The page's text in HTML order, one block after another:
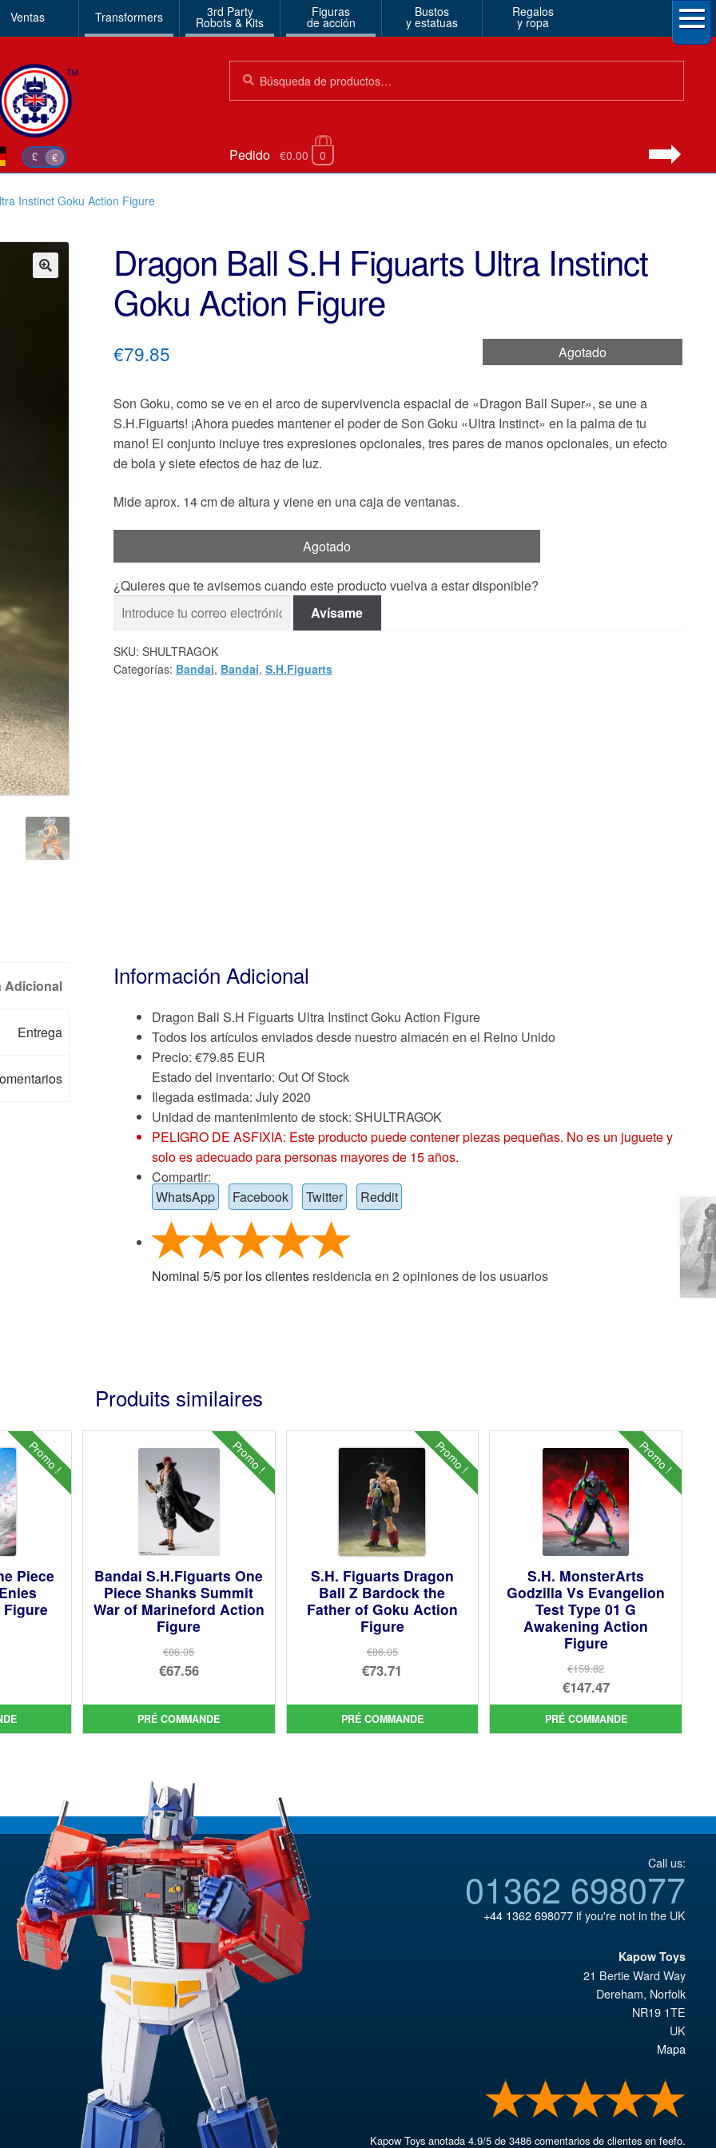
Ventas Transformers 3rd Party
Robots & Kits
Figuras
de acción
Bustos
y estatuas
Regalos
y ropa
£ € Pedido €0.00 0
Instinct Goku Action Figure
Dragon Ball S.H Figuarts Ultra Instinct
Goku Action Figure
Agotado
€79.85
Son Goku, como se ve en el arco de supervivencia espacial de «Dragon Ball Super», se une a
S.H.Figuarts! ¡Ahora puedes mantener el poder de Son Goku «Ultra Instinct» en la palma de tu
mano! El conjunto incluye tres expresiones opcionales, tres pares de manos opcionales, un efecto
de bola y siete efectos de haz de luz.
Mide aprox. 14 cm de altura y viene en una caja de ventanas.
Agotado
¿Quieres que te avisemos cuando este producto vuelva a estar disponible?
Avísame
SKU: SHULTRAGOK
Categorías: Bandai, Bandai, S.H.Figuarts
Adicional
Entrega
Información Adicional
Dragon Ball S.H Figuarts Ultra Instinct Goku Action Figure
Todos los artículos enviados desde nuestro almacén en el Reino Unido
Precio: €79.85 EUR
Estado del inventario: Out Of Stock
Ilegada estimada: July 2020
Unidad de mantenimiento de stock: SHULTRAGOK
PELIGRO DE ASFIXIA: Este producto puede contener piezas pequeñas. No es un juguete y
solo es adecuado para personas mayores de 15 años.
Compartir:
WhatsApp
Facebook Twitter Reddit
Nominal 5/5por los clientesresidencia en 2 opiniones de los usuarios
Produits similaires
Promo !
Piece
:
Promo !
Bandai S.H.Figuarts One
Piece Shanks Summit
War of Marineford Action
Figure
€86.05
Le
initial
était :
€67.56
prix
actuel
PRÉ COMMANDE
Promo !
S.H. Figuarts Dragon
Ball Z Bardock the
Father of Goku Action
Figure
€86.05
Le
initial
était :
€73.71
prix
actuel
PRÉ COMMANDE
Promo !
S.H. MonsterArts
Godzilla Vs Evangelion
Test Type 01 G
Awakening Action
Figure
€159.82
Le
prix
initial
€147.47
Le
prix
PRÉ COMMANDE
Call us:
01362 698077
+44 1362 698077if you're not in the UK
Kapow Toys
21 Bertie Ward Way
Dereham, Norfolk
NR19 1TE
UK
Mapa
Kapow Toys anotada4.9/5 de3486 comentarios de clientes en feefo.